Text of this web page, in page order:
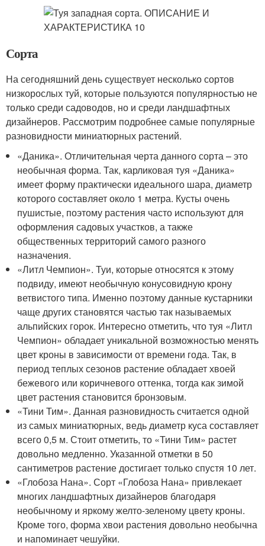
Сорта
На сегодняшний день существует несколько сортов
низкорослых туй, которые пользуются популярностью не
только среди садоводов, но и среди ландшафтных
дизайнеров. Рассмотрим подробнее самые популярные
разновидности миниатюрных растений.
«Даника». Отличительная черта данного сорта – это
необычная форма. Так, карликовая туя «Даника»
имеет форму практически идеального шара, диаметр
которого составляет около 1 метра. Кусты очень
пушистые, поэтому растения часто используют для
оформления садовых участков, а также
общественных территорий самого разного
назначения.
«Литл Чемпион». Туи, которые относятся к этому
подвиду, имеют необычную конусовидную крону
ветвистого типа. Именно поэтому данные кустарники
чаще других становятся частью так называемых
альпийских горок. Интересно отметить, что туя «Литл
Чемпион» обладает уникальной возможностью менять
цвет кроны в зависимости от времени года. Так, в
период теплых сезонов растение обладает хвоей
бежевого или коричневого оттенка, тогда как зимой
цвет растения становится бронзовым.
«Тини Тим». Данная разновидность считается одной
из самых миниатюрных, ведь диаметр куса составляет
всего 0,5 м. Стоит отметить, то «Тини Тим» растет
довольно медленно. Указанной отметки в 50
сантиметров растение достигает только спустя 10 лет.
«Глобоза Нана». Сорт «Глобоза Нана» привлекает
многих ландшафтных дизайнеров благодаря
необычному и яркому желто-зеленому цвету кроны.
Кроме того, форма хвои растения довольно необычна
и напоминает чешуйки.